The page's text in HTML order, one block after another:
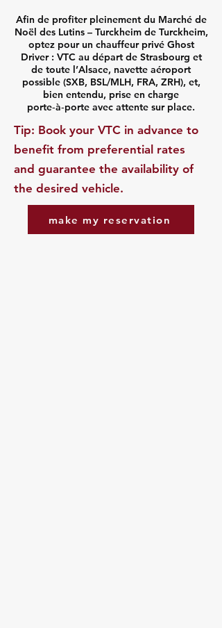
Afin de profiter pleinement du Marché de
Noël des Lutins – Turckheim de Turckheim,
optez pour un chauffeur privé Ghost
Driver : VTC au départ de Strasbourg et
de toute l’Alsace, navette aéroport
possible (SXB, BSL/MLH, FRA, ZRH), et,
bien entendu, prise en charge
porte‑à‑porte avec attente sur place.
​Tip: Book your VTC in advance to
benefit from preferential rates
and guarantee the availability of
the desired vehicle.
make my reservation